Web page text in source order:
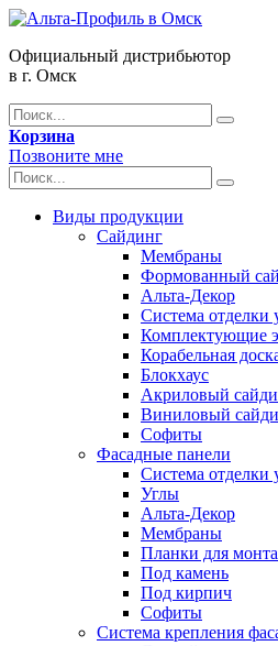
Официальный дистрибьютор
в г. Омск
Корзина
Позвоните мне
Виды продукции
Сайдинг
Мембраны
Формованный
Альта-Декор
Система отделки
Комплектующие
Корабельная
Блокхаус
Акриловый
Виниловый
Софиты
Фасадные панели
Система отделки
Углы
Альта-Декор
Мембраны
Планки для
Под камень
Под кирпич
Софиты
Система крепления